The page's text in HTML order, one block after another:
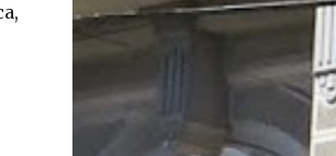
Mega, las importantes medidas de
seguridad ...